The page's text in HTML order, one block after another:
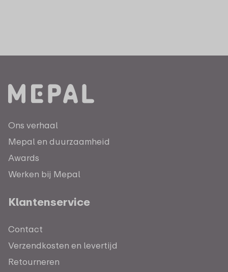
Ons verhaal
Mepal en duurzaamheid
Awards
Werken bij Mepal
Klantenservice
Contact
Verzendkosten en levertijd
Retourneren